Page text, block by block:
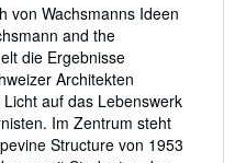
von Wachsmanns Ideen
and the
die Ergebnisse
Architekten
auf das Lebenswerk
Im Zentrum steht
Structure von 1953